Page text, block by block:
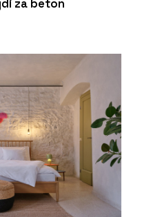
za beton